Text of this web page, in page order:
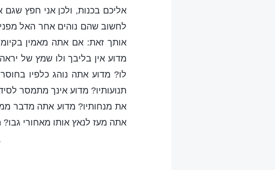
אליכם בכנות, ולכן אני חפץ
לחשוב שהם נוהים אחר האל
אותך זאת: אם אתה מאמין
מדוע אין בליבך ולו שמץ של
לו? מדוע אתה נוהג כלפיו
תנועותיו? מדוע אינך מתמסר
את מנחותיו? מדוע אתה מדבר
אתה מעז לנאץ אותו מאחורי